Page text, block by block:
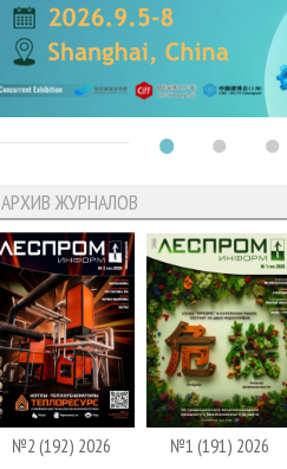
АРХИВ ЖУРНАЛОВ
№2 (192) 2026 №1 (191) 2026